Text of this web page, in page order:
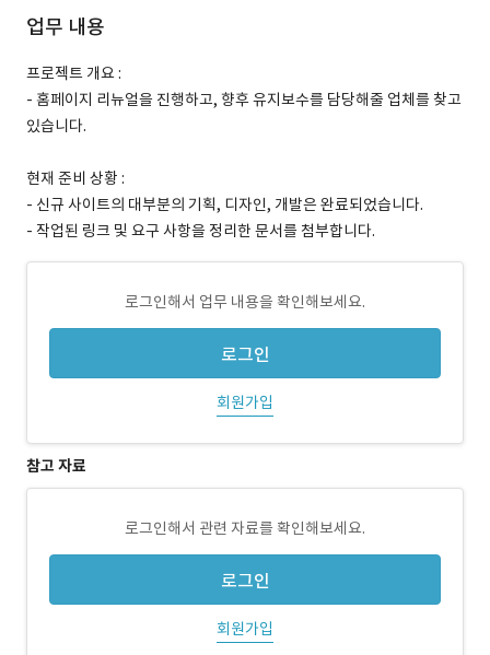
업무 내용
프로젝트 개요 :
- 홈페이지 리뉴얼을 진행하고, 향후 유지보수를 담당해줄 업체를 찾고
있습니다.
현재 준비 상황 :
- 신규 사이트의 대부분의 기획, 디자인, 개발은 완료되었습니다.
- 작업된 링크 및 요구 사항을 정리한 문서를 첨부합니다.
로그인해서 업무 내용을 확인해보세요.
로그인
회원가입
참고 자료
로그인해서 관련 자료를 확인해보세요.
로그인
회원가입